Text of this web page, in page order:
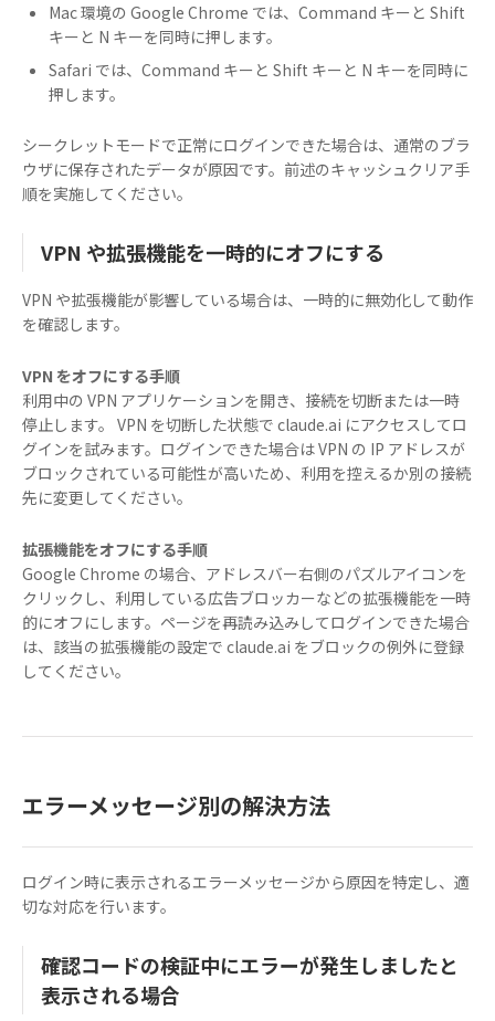
Mac 環境の Google Chrome では、Command キーと Shift
キーと N キーを同時に押します。
Safari では、Command キーと Shift キーと N キーを同時に
押します。
シークレットモードで正常にログインできた場合は、通常のブラ
ウザに保存されたデータが原因です。前述のキャッシュクリア手
順を実施してください。
VPN や拡張機能を一時的にオフにする
VPN や拡張機能が影響している場合は、一時的に無効化して動作
を確認します。
VPN をオフにする手順
利用中の VPN アプリケーションを開き、接続を切断または一時
停止します。 VPN を切断した状態で claude.ai にアクセスしてロ
グインを試みます。ログインできた場合は VPN の IP アドレスが
ブロックされている可能性が高いため、利用を控えるか別の接続
先に変更してください。
拡張機能をオフにする手順
Google Chrome の場合、アドレスバー右側のパズルアイコンを
クリックし、利用している広告ブロッカーなどの拡張機能を一時
的にオフにします。ページを再読み込みしてログインできた場合
は、該当の拡張機能の設定で claude.ai をブロックの例外に登録
してください。
エラーメッセージ別の解決方法
ログイン時に表示されるエラーメッセージから原因を特定し、適
切な対応を行います。
確認コードの検証中にエラーが発生しましたと
表示される場合